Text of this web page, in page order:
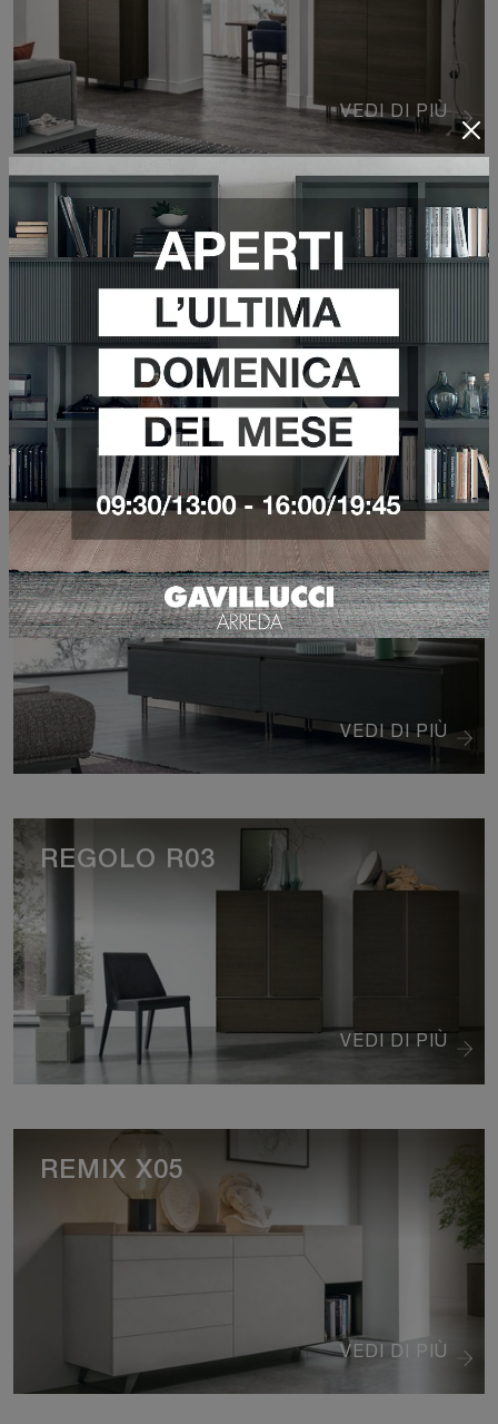
VEDI DI PIÙ
VEDI DI PIÙ
SIR S04
VEDI DI PIÙ
SCENARIO
VEDI DI PIÙ
REGOLO R03
VEDI DI PIÙ
REMIX X05